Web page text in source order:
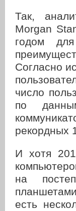
Так,
Morgan
годом
Согласно
число
по
рекордных
И хотя
на
есть